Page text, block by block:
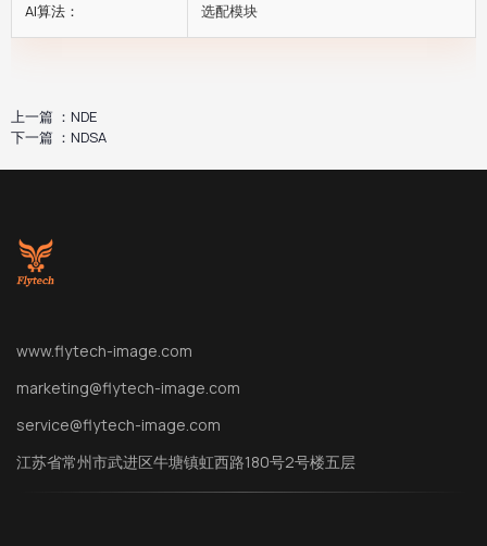
AI算法： 选配模块
上一篇 ： NDE
下一篇 ： NDSA
www.flytech-image.com
marketing@flytech-image.com
service@flytech-image.com
江苏省常州市武进区牛塘镇虹西路180号2号楼五层